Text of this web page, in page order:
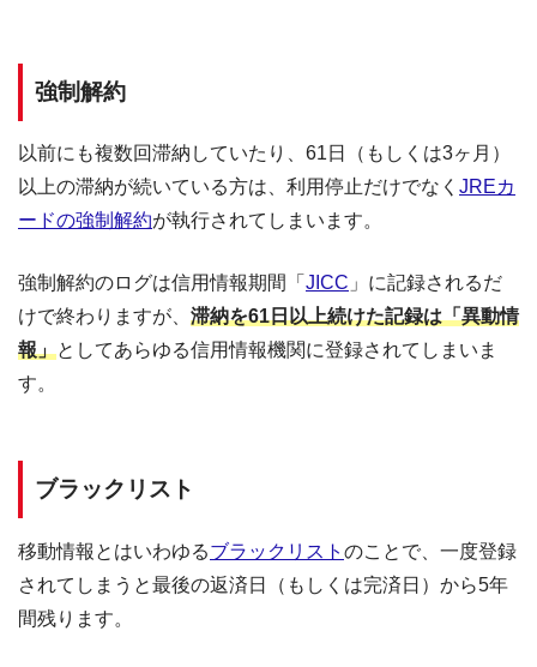
強制解約
以前にも複数回滞納していたり、61日（もしくは3ヶ月）
以上の滞納が続いている方は、利用停止だけでなく JREカ
ードの強制解約が執行されてしまいます。
強制解約のログは信用情報期間「 JICC 」に記録されるだ
けで終わりますが、 滞納を61日以上続けた記録は「異動情
報」としてあらゆる信用情報機関に登録されてしまいま
す。
ブラックリスト
移動情報とはいわゆるブラックリスト のことで、一度登録
されてしまうと最後の返済日（もしくは完済日）から5年
間残ります。